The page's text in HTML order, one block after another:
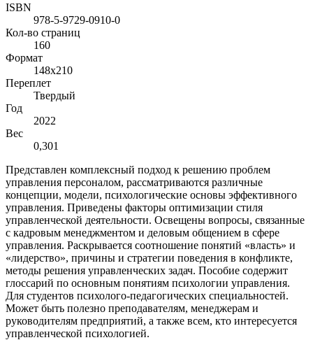
ISBN
978-5-9729-0910-0
Кол-во страниц
160
Формат
148х210
Переплет
Твердый
Год
2022
Вес
0,301
Представлен комплексный подход к решению проблем
управления персоналом, рассматриваются различные
концепции, модели, психологические основы эффективного
управления. Приведены факторы оптимизации стиля
управленческой деятельности. Освещены вопросы, связанные
с кадровым менеджментом и деловым общением в сфере
управления. Раскрывается соотношение понятий «власть» и
«лидерство», причины и стратегии поведения в конфликте,
методы решения управленческих задач. Пособие содержит
глоссарий по основным понятиям психологии управления.
Для студентов психолого-педагогических специальностей.
Может быть полезно преподавателям, менеджерам и
руководителям предприятий, а также всем, кто интересуется
управленческой психологией.